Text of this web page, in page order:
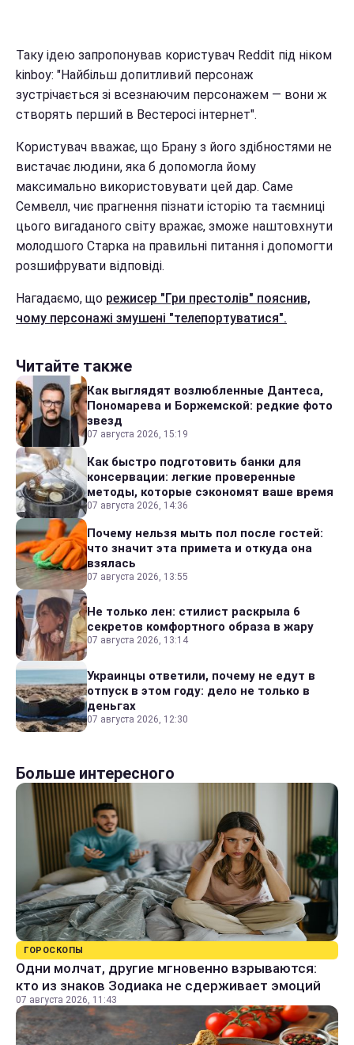
Таку ідею запропонував користувач Reddit під ніком
kinboy: "Найбільш допитливий персонаж
зустрічається зі всезнаючим персонажем — вони ж
створять перший в Вестеросі інтернет".
Користувач вважає, що Брану з його здібностями не
вистачає людини, яка б допомогла йому
максимально використовувати цей дар. Саме
Семвелл, чиє прагнення пізнати історію та таємниці
цього вигаданого світу вражає, зможе наштовхнути
молодшого Старка на правильні питання і допомогти
розшифрувати відповіді.
Нагадаємо, що режисер "Гри престолів" пояснив,
чому персонажі змушені "телепортуватися".
Читайте также
Как выглядят возлюбленные Дантеса,
Пономарева и Боржемской: редкие фото
звезд
07 августа 2026, 15:19
Как быстро подготовить банки для
консервации: легкие проверенные
методы, которые сэкономят ваше время
07 августа 2026, 14:36
Почему нельзя мыть пол после гостей:
что значит эта примета и откуда она
взялась
07 августа 2026, 13:55
Не только лен: стилист раскрыла 6
секретов комфортного образа в жару
07 августа 2026, 13:14
Украинцы ответили, почему не едут в
отпуск в этом году: дело не только в
деньгах
07 августа 2026, 12:30
Больше интересного
ГОРОСКОПЫ
Одни молчат, другие мгновенно взрываются:
кто из знаков Зодиака не сдерживает эмоций
07 августа 2026, 11:43